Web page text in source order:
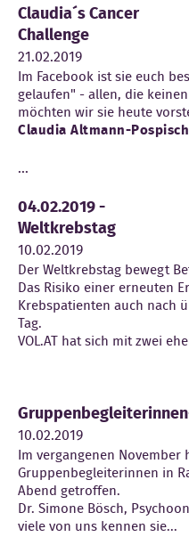
Kontakt
Claudia´s Cancer
Challenge
21.02.2019
Im Facebook ist sie euch
gelaufen" - allen, die
möchten wir sie heute
Claudia Altmann-
...
04.02.2019 -
Weltkrebstag
10.02.2019
Der Weltkrebstag bewegt
Das Risiko einer erneuten
Krebspatienten auch nach
Tag.
VOL.AT hat sich mit zwei
10.02.2019
Im vergangenen
Gruppenbegleiterinnen in
Abend getroffen.
Dr. Simone Bösch,
viele von uns kennen sie...